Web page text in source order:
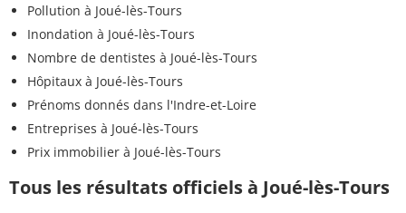
Pollution à Joué-lès-Tours
Inondation à Joué-lès-Tours
Nombre de dentistes à Joué-lès-Tours
Hôpitaux à Joué-lès-Tours
Prénoms donnés dans l'Indre-et-Loire
Entreprises à Joué-lès-Tours
Prix immobilier à Joué-lès-Tours
Tous les résultats officiels à Joué-lès-Tours